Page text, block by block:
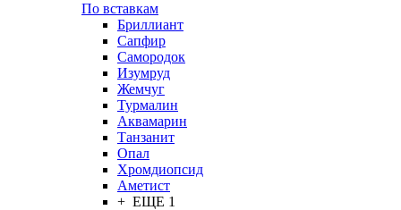
По вставкам
Бриллиант
Сапфир
Самородок
Изумруд
Жемчуг
Турмалин
Аквамарин
Танзанит
Опал
Хромдиопсид
Аметист
+ ЕЩЕ 1